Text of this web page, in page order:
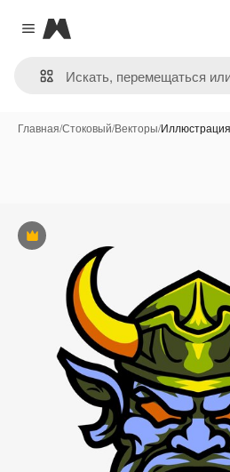
Close menu
Magnific
Главная/Стоковый/Векторы/
Премиум